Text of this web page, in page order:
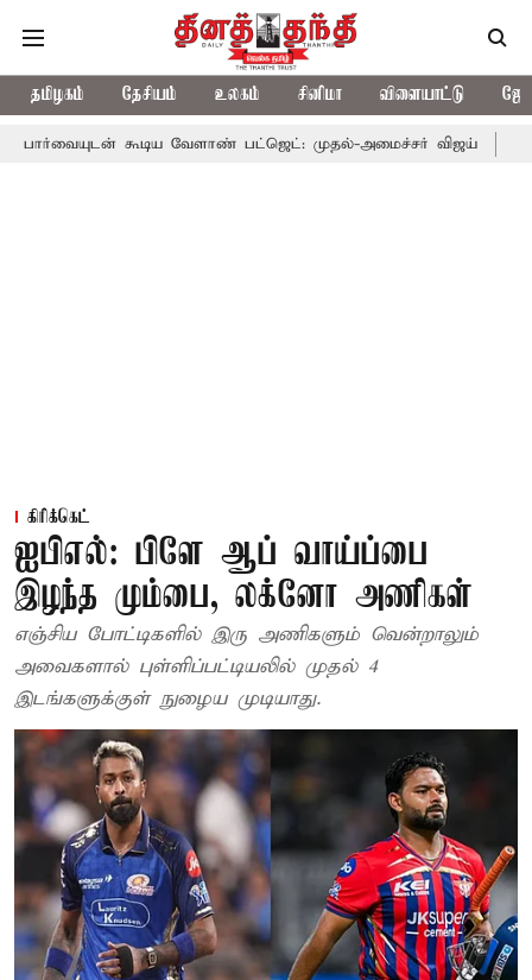
தமிழகம் தேசியம் உலகம் சினிமா விளையாட்டு
கூடிய வேளாண் பட்ஜெட்: முதல்-அமைச்சர் விஜய் தமிழக
கிரிக்கெட்
ஐபிஎல்: பிளே ஆப் வாய்ப்பை
இழந்த மும்பை, லக்னோ அணிகள்
எஞ்சிய போட்டிகளில் இரு அணிகளும் வென்றாலும்
அவைகளால் புள்ளிப்பட்டியலில் முதல் 4
இடங்களுக்குள் நுழைய முடியாது.